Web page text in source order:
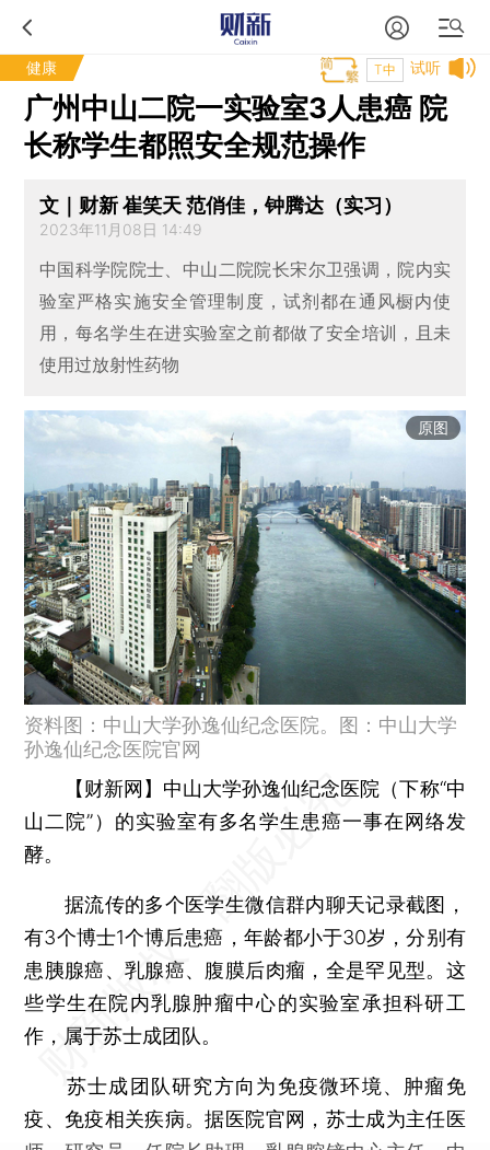
健康 试听
T中
广州中山二院一实验室3人患癌 院
长称学生都照安全规范操作
文｜财新 崔笑天 范俏佳，钟腾达（实习）
2023年11月08日 14:49
中国科学院院士、中山二院院长宋尔卫强调，院内实
验室严格实施安全管理制度，试剂都在通风橱内使
用，每名学生在进实验室之前都做了安全培训，且未
使用过放射性药物
原图
资料图：中山大学孙逸仙纪念医院。图：中山大学
孙逸仙纪念医院官网
【财新网】 中山大学孙逸仙纪念医院（下称“中
山二院”）的实验室有多名学生患癌一事在网络发
酵。
据流传的多个医学生微信群内聊天记录截图，
有3个博士1个博后患癌，年龄都小于30岁，分别有
患胰腺癌、乳腺癌、腹膜后肉瘤，全是罕见型。这
些学生在院内乳腺肿瘤中心的实验室承担科研工
作，属于苏士成团队。
苏士成团队研究方向为免疫微环境、肿瘤免
疫、免疫相关疾病。据医院官网，苏士成为主任医